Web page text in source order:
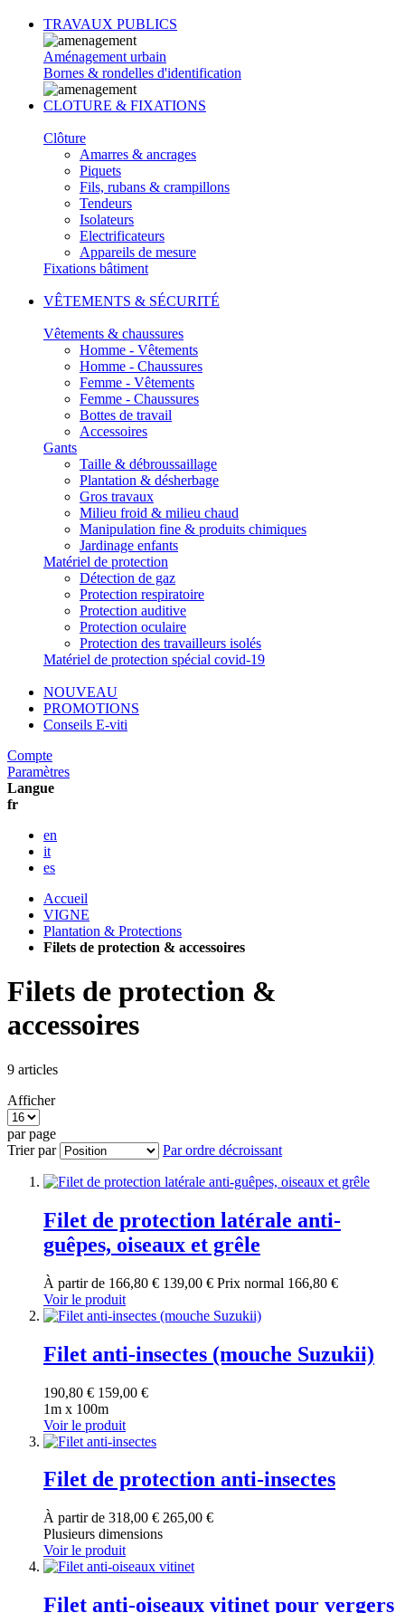
TRAVAUX PUBLICS
Aménagement urbain
Bornes & rondelles d'identification
CLOTURE & FIXATIONS
Clôture
Amarres & ancrages
Piquets
Fils, rubans & crampillons
Tendeurs
Isolateurs
Electrificateurs
Appareils de mesure
Fixations bâtiment
VÊTEMENTS & SÉCURITÉ
Vêtements & chaussures
Homme - Vêtements
Homme - Chaussures
Femme - Vêtements
Femme - Chaussures
Bottes de travail
Accessoires
Gants
Taille & débroussaillage
Plantation & désherbage
Gros travaux
Milieu froid & milieu chaud
Manipulation fine & produits chimiques
Jardinage enfants
Matériel de protection
Détection de gaz
Protection respiratoire
Protection auditive
Protection oculaire
Protection des travailleurs isolés
Matériel de protection spécial covid-19
NOUVEAU
PROMOTIONS
Conseils E-viti
Compte
Paramètres
Langue
fr
en
it
es
Accueil
VIGNE
Plantation & Protections
Filets de protection & accessoires
Filets de protection &
accessoires
9 articles
Afficher
par page
Trier par
Par ordre décroissant
Filet de protection latérale anti-
guêpes, oiseaux et grêle
À partir de 166,80 € 139,00 € Prix normal 166,80 €
Voir le produit
Filet anti-insectes (mouche Suzukii)
190,80 € 159,00 €
1m x 100m
Voir le produit
Filet de protection anti-insectes
À partir de 318,00 € 265,00 €
Plusieurs dimensions
Voir le produit
Filet anti-oiseaux vitinet pour vergers